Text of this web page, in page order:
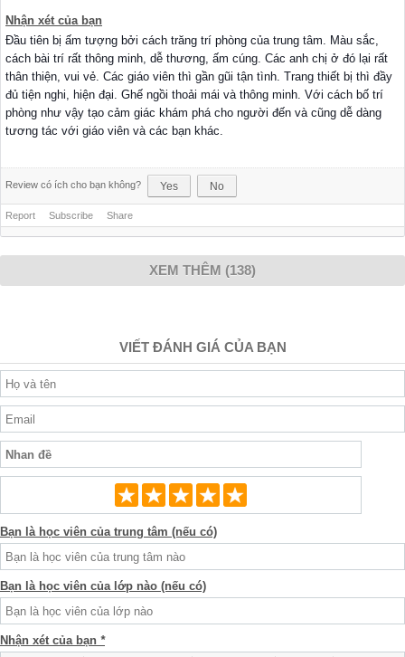
Nhận xét của bạn
Đầu tiên bị ấm tượng bởi cách trăng trí phòng của trung tâm. Màu sắc,
cách bài trí rất thông minh, dễ thương, ấm cúng. Các anh chị ở đó lại rất
thân thiện, vui vẻ. Các giáo viên thì gần gũi tận tình. Trang thiết bị thì đầy
đủ tiện nghi, hiện đại. Ghế ngồi thoải mái và thông minh. Với cách bố trí
phòng như vậy tạo cảm giác khám phá cho người đến và cũng dễ dàng
tương tác với giáo viên và các bạn khác.
Review có ích cho bạn không? Yes No
Report Subscribe Share
XEM THÊM (138)
VIẾT ĐÁNH GIÁ CỦA BẠN
Bạn là học viên của trung tâm (nếu có)
Bạn là học viên của lớp nào (nếu có)
Nhận xét của bạn *